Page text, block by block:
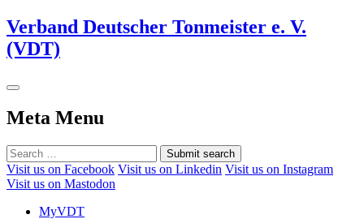
Verband Deutscher Tonmeister e. V.
(VDT)
Meta Menu
Submit search
Visit us on Facebook Visit us on Linkedin Visit us on Instagram
Visit us on Mastodon
MyVDT